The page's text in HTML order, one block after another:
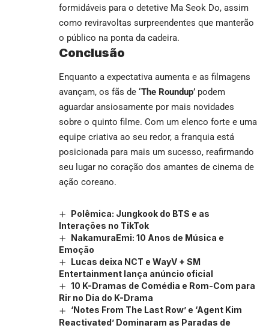
formidáveis para o detetive Ma Seok Do, assim
como reviravoltas surpreendentes que manterão
o público na ponta da cadeira.
Conclusão
Enquanto a expectativa aumenta e as filmagens
avançam, os fãs de ‘The Roundup’ podem
aguardar ansiosamente por mais novidades
sobre o quinto filme. Com um elenco forte e uma
equipe criativa ao seu redor, a franquia está
posicionada para mais um sucesso, reafirmando
seu lugar no coração dos amantes de cinema de
ação coreano.
Polêmica: Jungkook do BTS e as
Interações no TikTok
NakamuraEmi: 10 Anos de Música e
Emoção
Lucas deixa NCT e WayV + SM
Entertainment lança anúncio oficial
10 K-Dramas de Comédia e Rom-Com para
Rir no Dia do K-Drama
‘Notes From The Last Row’ e ‘Agent Kim
Reactivated’ Dominaram as Paradas de